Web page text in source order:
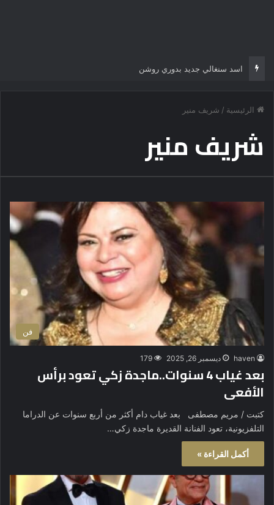
اسد سنغالي جديد بدوري روشن
الرئيسية / شريف منير
شريف منير
فن
haven ديسمبر 26, 2025 179
بعد غياب 4 سنوات..ماجدة زكي تعود برأس
الأفعى
كتبت / مريم مصطفى بعد غياب دام أكثر من أربع سنوات عن الدراما
التلفزيونية، تعود الفنانة القديرة ماجدة زكي…
أكمل القراءة »